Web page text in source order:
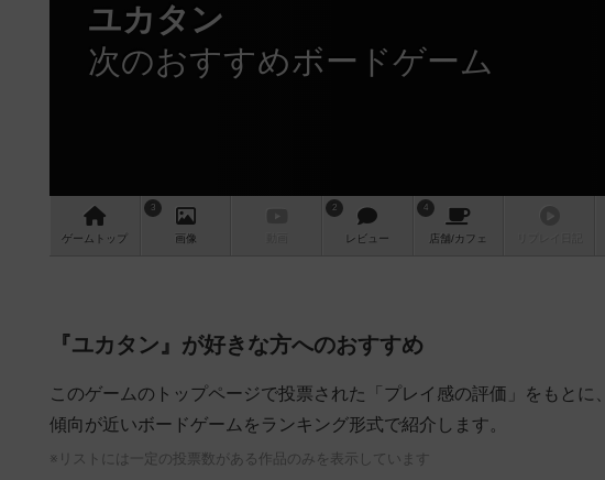
ユカタン
次のおすすめボードゲーム
ゲーム トップ
3
画像
2
レビュー
4
店舗/カフェ
『ユカタン』が好きな方へのおすすめ
このゲームのトップページで投票された「プレイ感の評価」をもとに、
傾向が近いボードゲームをランキング形式で紹介します。
※リストには一定の投票数がある作品のみを表示しています